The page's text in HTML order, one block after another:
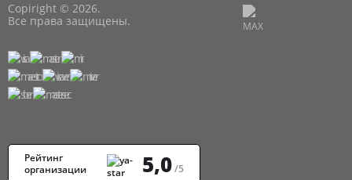
Copiright © 2026.
Все права защищены.
Рейтинг
организации
5,0/5